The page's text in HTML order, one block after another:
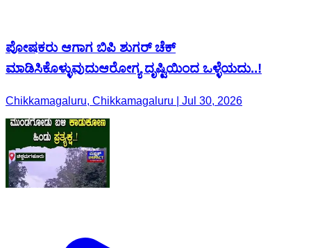
ಪೋಷಕರು ಆಗಾಗ ಬಿಪಿ ಶುಗರ್ ಚೆಕ್
ಮಾಡಿಸಿಕೊಳ್ಳುವುದುಆರೋಗ್ಯ ದೃಷ್ಟಿಯಿಂದ ಒಳ್ಳೆಯದು..!
Chikkamagaluru, Chikkamagaluru | Jul 30, 2026